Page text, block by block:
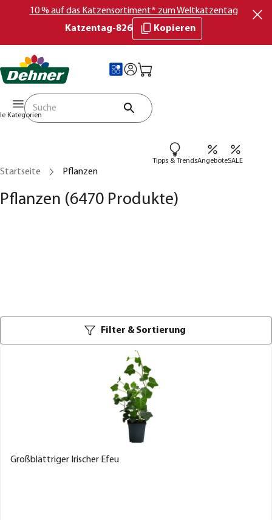
10 % auf das Katzensortiment* zum Weltkatzentag
Katzentag-826
Kopieren
Kategorien
Tipps & TrendsAngeboteSALE
Startseite Pflanzen
Pflanzen (6470 Produkte)
Filter & Sortierung
Großblättriger Irischer Efeu